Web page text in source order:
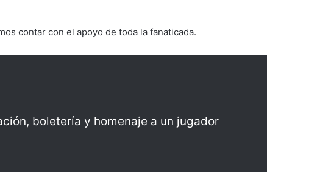
contar con el apoyo de toda la fanaticada.
boletería y homenaje a un jugador